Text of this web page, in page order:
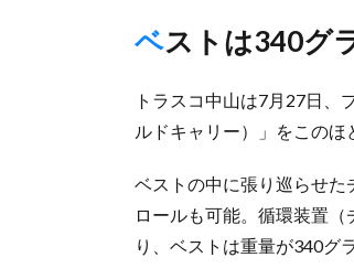
ベストは340
トラスコ中山は7月27日、
ルドキャリー）」をこのほ
ベストの中に張り巡らせた
ロールも可能。循環装置
り、ベストは重量が340グ